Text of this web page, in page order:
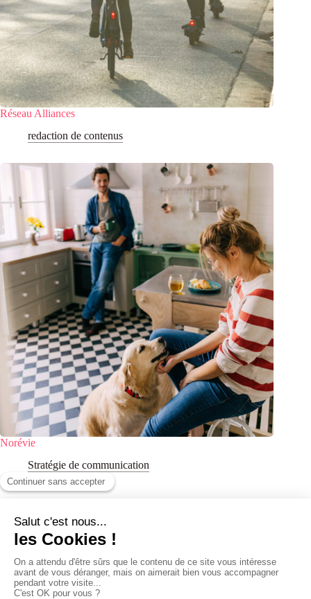
Réseau Alliances
redaction de contenus
Norévie
Stratégie de communication
Agence conseil en stratégie et communication éditoriale
Business Park - Bâtiment A
87 rue du Molinel - 59700 Marcq-en-Barœul